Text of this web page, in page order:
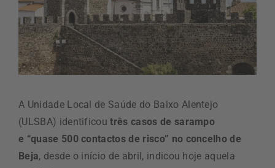
A Unidade Local de Saúde do Baixo Alentejo
(ULSBA) identificoutrês casos de sarampo
e “quase 500 contactos de risco” no concelho de
Beja, desde o início de abril, indicou hoje aquela